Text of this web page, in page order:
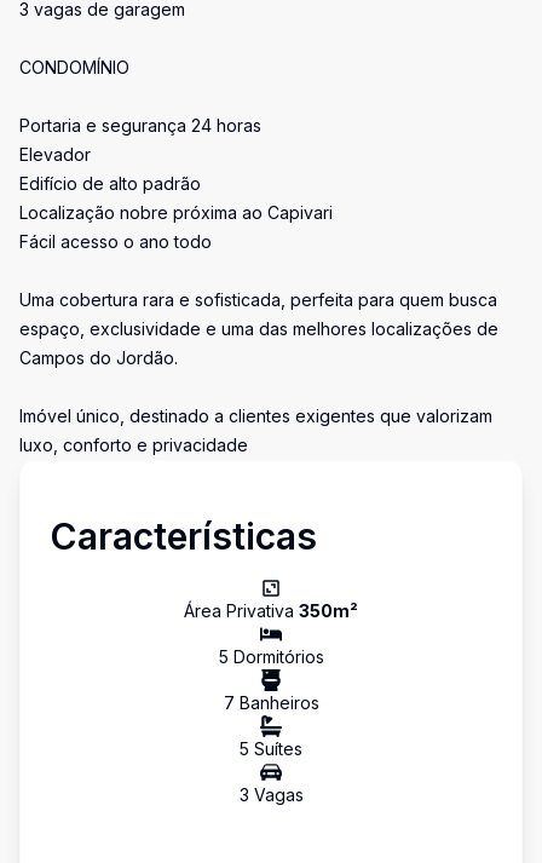
3 vagas de garagem
CONDOMÍNIO
Portaria e segurança 24 horas
Elevador
Edifício de alto padrão
Localização nobre próxima ao Capivari
Fácil acesso o ano todo
Uma cobertura rara e sofisticada, perfeita para quem busca
espaço, exclusividade e uma das melhores localizações de
Campos do Jordão.
Imóvel único, destinado a clientes exigentes que valorizam
luxo, conforto e privacidade
Características
Área Privativa 350m²
5 Dormitórios
7 Banheiros
5 Suítes
3 Vagas